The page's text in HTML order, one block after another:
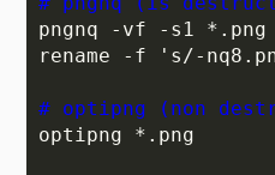
pngnq -vf -s1 *.png
rename -f 's/-
# optipng (non
optipng *.png